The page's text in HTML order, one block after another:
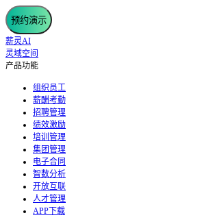
预约演示
薪灵AI
灵域空间
产品功能
组织员工
薪酬考勤
招聘管理
绩效激励
培训管理
集团管理
电子合同
智数分析
开放互联
人才管理
APP下载